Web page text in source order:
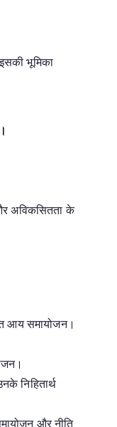
भूमिका
अविकसितता के
आय समायोजन।
निहितार्थ
और नीति